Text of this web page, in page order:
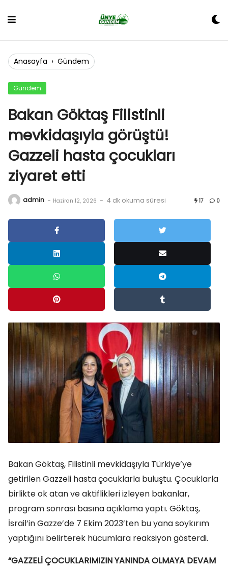
Anasayfa › Gündem
Gündem
Bakan Göktaş Filistinli
mevkidaşıyla görüştü!
Gazzeli hasta çocukları
ziyaret etti
admin - Haziran 12, 2026 - 4 dk okuma süresi 17 0
Bakan Göktaş, Filistinli mevkidaşıyla Türkiye’ye
getirilen Gazzeli hasta çocuklarla buluştu. Çocuklarla
birlikte ok atan ve aktiflikleri izleyen bakanlar,
program sonrası basına açıklama yaptı. Göktaş,
İsrail’in Gazze’de 7 Ekim 2023’ten bu yana soykırım
yaptığını belirterek hücumlara reaksiyon gösterdi.
“GAZZELİ ÇOCUKLARIMIZIN YANINDA OLMAYA DEVAM